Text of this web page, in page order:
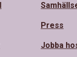
Press
Jobba